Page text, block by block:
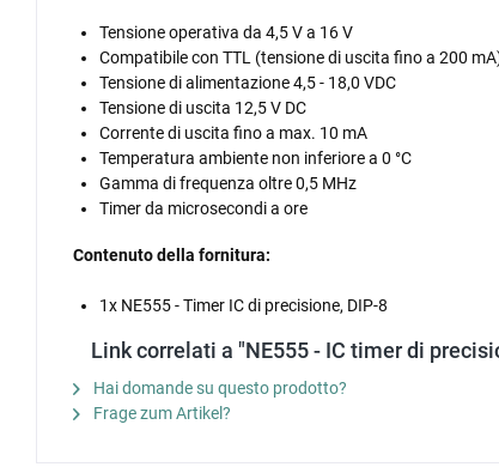
Tensione operativa da 4,5 V a 16 V
Compatibile con TTL (tensione di uscita fino a 200
Tensione di alimentazione 4,5 - 18,0 VDC
Tensione di uscita 12,5 V DC
Corrente di uscita fino a max. 10 mA
Temperatura ambiente non inferiore a 0 °C
Gamma di frequenza oltre 0,5 MHz
Timer da microsecondi a ore
Contenuto della fornitura:
1x NE555 - Timer IC di precisione, DIP-8
Link correlati a "NE555 - IC timer di
Hai domande su questo prodotto?
Frage zum Artikel?